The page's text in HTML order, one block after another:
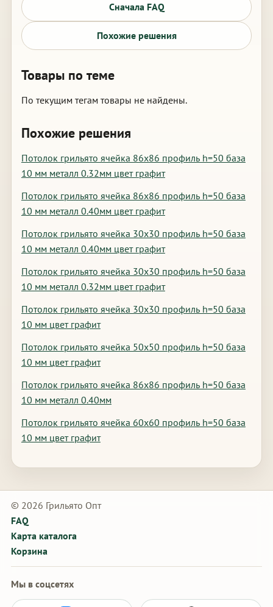
Сначала FAQ
Похожие решения
Товары по теме
По текущим тегам товары не найдены.
Похожие решения
Потолок грильято ячейка 86х86 профиль h=50 база
10 мм металл 0.32мм цвет графит
Потолок грильято ячейка 86х86 профиль h=50 база
10 мм металл 0.40мм цвет графит
Потолок грильято ячейка 30х30 профиль h=50 база
10 мм металл 0.40мм цвет графит
Потолок грильято ячейка 30х30 профиль h=50 база
10 мм металл 0.32мм цвет графит
Потолок грильято ячейка 30х30 профиль h=50 база
10 мм цвет графит
Потолок грильято ячейка 50х50 профиль h=50 база
10 мм цвет графит
Потолок грильято ячейка 86х86 профиль h=50 база
10 мм металл 0.40мм
Потолок грильято ячейка 60х60 профиль h=50 база
10 мм цвет графит
© 2026 Грильято Опт
FAQ
Карта каталога
Корзина
Мы в соцсетях